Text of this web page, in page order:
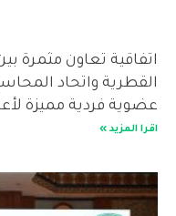
اتفاقية تعاون مثمرة
القطرية واتحاد
عضوية فردية مميزة
اقرا المزيد »